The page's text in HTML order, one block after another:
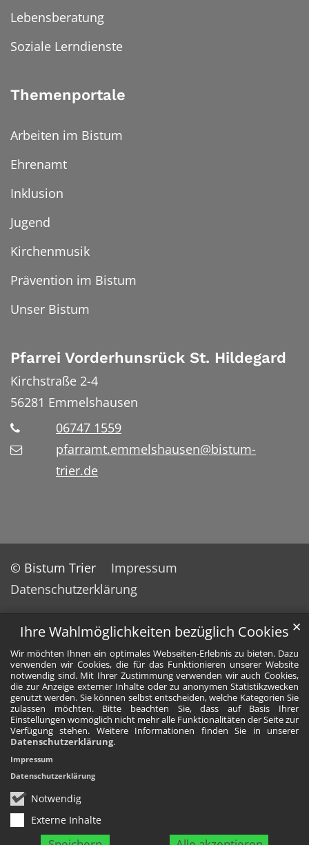
Ihre Wahlmöglichkeiten bezüglich Cookies
Wir möchten Ihnen ein optimales Webseiten-Erlebnis zu bieten. Dazu
verwenden wir Cookies, die für das Funktionieren unserer Website
notwendig sind. Mit Ihrer Zustimmung verwenden wir auch Cookies,
die zur Anzeige externer Inhalte oder zu anonymen Statistikzwecken
genutzt werden. Sie können selbst entscheiden, welche Kategorien Sie
zulassen möchten. Bitte beachten Sie, dass auf Basis Ihrer
Einstellungen womöglich nicht mehr alle Funktionalitäten der Seite zur
Verfügung stehen. Weitere Informationen finden Sie in unserer
Datenschutzerklärung.
Notwendig
Externe Inhalte
✕
Impressum
Datenschutzerklärung
Lebensberatung
Soziale Lerndienste
Themenportale
Arbeiten im Bistum
Ehrenamt
Inklusion
Jugend
Kirchenmusik
Prävention im Bistum
Unser Bistum
Pfarrei Vorderhunsrück St. Hildegard
Kirchstraße 2-4
56281 Emmelshausen
06747 1559
pfarramt.emmelshausen@bistum-
trier.de
© Bistum Trier
Impressum
Datenschutzerklärung